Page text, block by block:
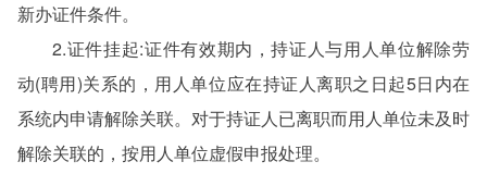
新办证件条件。
2.证件挂起:证件有效期内，持证人与用人单位解除劳
动(聘用)关系的，用人单位应在持证人离职之日起5日内在
系统内申请解除关联。对于持证人已离职而用人单位未及时
解除关联的，按用人单位虚假申报处理。